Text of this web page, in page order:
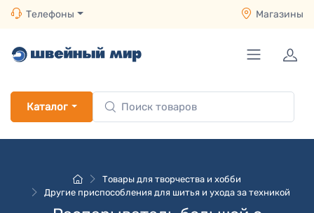
Телефоны Магазины
Каталог
Товары для творчества и хобби
Другие приспособления для шитья и ухода за техникой